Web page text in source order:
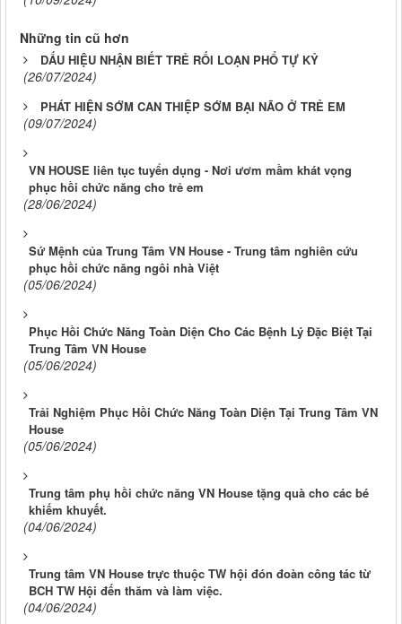
Những tin cũ hơn
DẤU HIỆU NHẬN BIẾT TRẺ RỐI LOẠN PHỔ TỰ KỶ
(26/07/2024)
PHÁT HIỆN SỚM CAN THIỆP SỚM BẠI NÃO Ở TRẺ EM
(09/07/2024)
VN HOUSE liên tục tuyển dụng - Nơi ươm mầm khát vọng
phục hồi chức năng cho trẻ em
(28/06/2024)
Sứ Mệnh của Trung Tâm VN House - Trung tâm nghiên cứu
phục hồi chức năng ngôi nhà Việt
(05/06/2024)
Phục Hồi Chức Năng Toàn Diện Cho Các Bệnh Lý Đặc Biệt Tại
Trung Tâm VN House
(05/06/2024)
Trải Nghiệm Phục Hồi Chức Năng Toàn Diện Tại Trung Tâm VN
House
(05/06/2024)
Trung tâm phụ hồi chức năng VN House tặng quà cho các bé
khiếm khuyết.
(04/06/2024)
Trung tâm VN House trực thuộc TW hội đón đoàn công tác từ
BCH TW Hội đến thăm và làm việc.
(04/06/2024)